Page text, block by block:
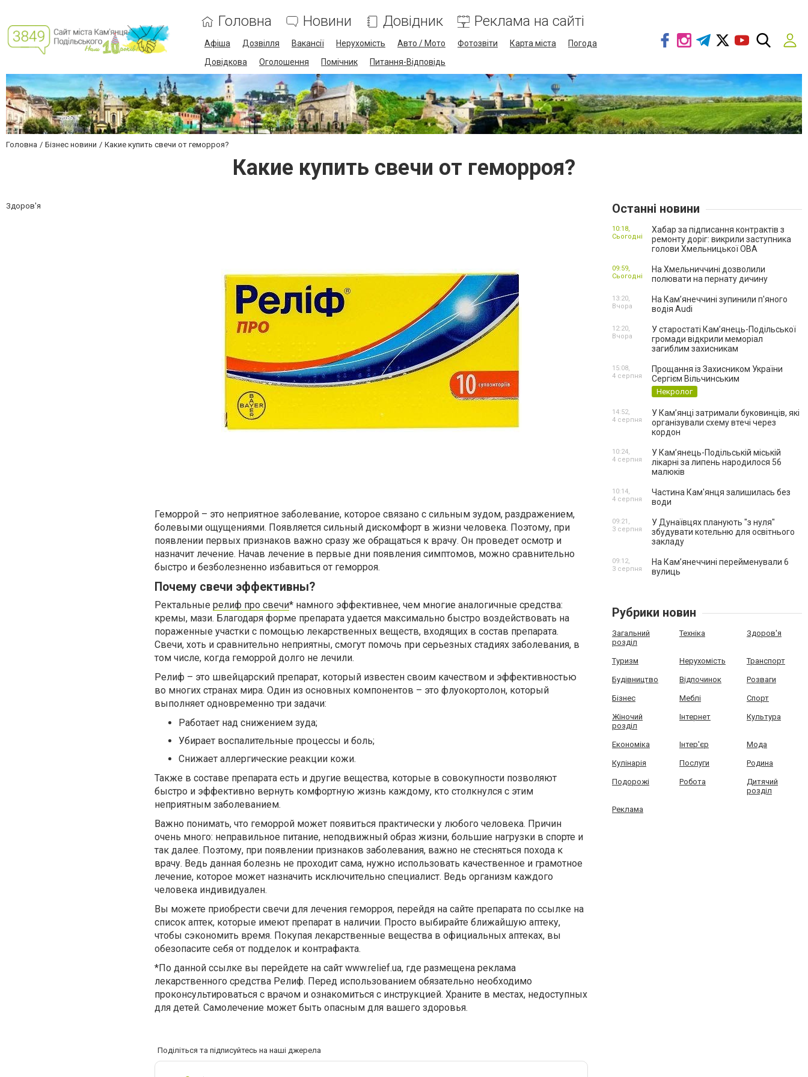
Головна Новини Довідник Реклама на сайті
Афіша Дозвілля Вакансії Нерухомість Авто / Мото Фотозвіти Карта міста
Погода
Довідкова
Оголошення Помічник Питання-Відповідь
Головна Бізнес новини Какие купить свечи от геморроя?
Какие купить свечи от геморроя?
Здоров'я
Геморрой – это неприятное заболевание, которое связано с сильным зудом, раздражением,
болевыми ощущениями. Появляется сильный дискомфорт в жизни человека. Поэтому, при
появлении первых признаков важно сразу же обращаться к врачу. Он проведет осмотр и
назначит лечение. Начав лечение в первые дни появления симптомов, можно сравнительно
быстро и безболезненно избавиться от геморроя.
Почему свечи эффективны?
Ректальные релиф про свечи* намного эффективнее, чем многие аналогичные средства:
кремы, мази. Благодаря форме препарата удается максимально быстро воздействовать на
пораженные участки с помощью лекарственных веществ, входящих в состав препарата.
Свечи, хоть и сравнительно неприятны, смогут помочь при серьезных стадиях заболевания, в
том числе, когда геморрой долго не лечили.
Релиф – это швейцарский препарат, который известен своим качеством и эффективностью
во многих странах мира. Один из основных компонентов – это флуокортолон, который
выполняет одновременно три задачи:
Работает над снижением зуда;
Убирает воспалительные процессы и боль;
Снижает аллергические реакции кожи.
Также в составе препарата есть и другие вещества, которые в совокупности позволяют
быстро и эффективно вернуть комфортную жизнь каждому, кто столкнулся с этим
неприятным заболеванием.
Важно понимать, что геморрой может появиться практически у любого человека. Причин
очень много: неправильное питание, неподвижный образ жизни, большие нагрузки в спорте и
так далее. Поэтому, при появлении признаков заболевания, важно не стесняться похода к
врачу. Ведь данная болезнь не проходит сама, нужно использовать качественное и грамотное
лечение, которое может назначить исключительно специалист. Ведь организм каждого
человека индивидуален.
Вы можете приобрести свечи для лечения геморроя, перейдя на сайте препарата по ссылке на
список аптек, которые имеют препарат в наличии. Просто выбирайте ближайшую аптеку,
чтобы сэкономить время. Покупая лекарственные вещества в официальных аптеках, вы
обезопасите себя от подделок и контрафакта.
*По данной ссылке вы перейдете на сайт www.relief.ua, где размещена реклама
лекарственного средства Релиф. Перед использованием обязательно необходимо
проконсультироваться с врачом и ознакомиться с инструкцией. Храните в местах, недоступных
для детей. Самолечение может быть опасным для вашего здоровья.
Поділіться та підписуйтесь на наші джерела
Останні новини
Хабар за підписання контрактів з
ремонту доріг: викрили заступника
голови Хмельницької ОВА
10:18,
Сьогодні
На Хмельниччині дозволили
полювати на пернату дичину
09:59,
Сьогодні
На Камʼянеччині зупинили п'яного
водія Audi
13:20,
Вчора
У старостаті Кам’янець-Подільської
громади відкрили меморіал
загиблим захисникам
12:20,
Вчора
Прощання із Захисником України
Сергієм Вільчинським
Некролог
15:08,
4 серпня
У Кам’янці затримали буковинців, які
організували схему втечі через
кордон
14:52,
4 серпня
У Кам’янець-Подільській міській
лікарні за липень народилося 56
малюків
10:24,
4 серпня
Частина Кам'янця залишилась без
води
10:14,
4 серпня
У Дунаївцях планують "з нуля"
збудувати котельню для освітнього
закладу
09:21,
3 серпня
На Камʼянеччині перейменували 6
вулиць
09:12,
3 серпня
Рубрики новин
Загальний
розділ
Техніка Здоров'я
Туризм Нерухомість Транспорт
Будівництво Відпочинок Розваги
Бізнес Меблі Спорт
Жіночий
розділ
Інтернет Культура
Економіка Інтер'єр Мода
Кулінарія Послуги Родина
Подорожі Робота
Дитячий
розділ
Реклама